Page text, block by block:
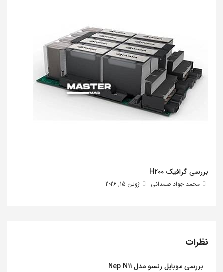
بررسی گرافیک H200
محمد جواد صمدانی ژوئن 15, 2026
نظرات
بررسی موبایل رنسو مدل Nep N11